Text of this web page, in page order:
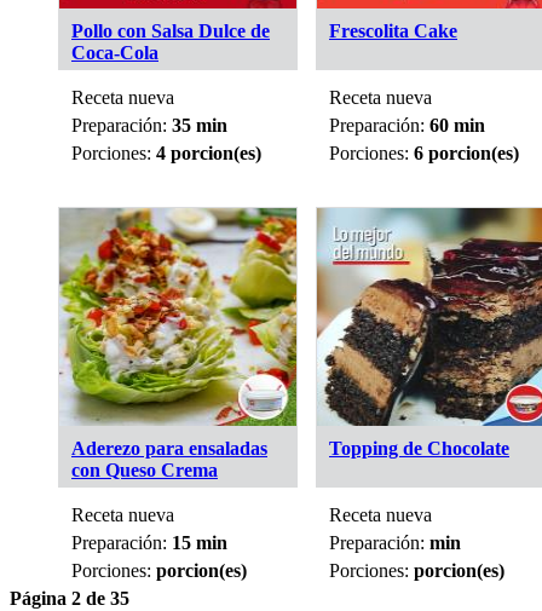
Pollo con Salsa Dulce de
Coca-Cola
Receta nueva
Preparación: 35 min
Porciones: 4 porcion(es)
Frescolita Cake
Receta nueva
Preparación: 60 min
Porciones: 6 porcion(es)
Aderezo para ensaladas
con Queso Crema
Receta nueva
Preparación: 15 min
Porciones: porcion(es)
Topping de Chocolate
Receta nueva
Preparación: min
Porciones: porcion(es)
Página 2 de 35